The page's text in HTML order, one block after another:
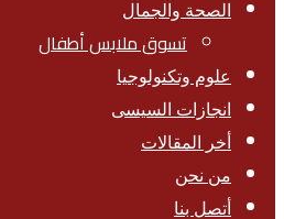
الصحة والجمال
تسوق ملابس أطفال
علوم وتكنولوجيا
انجازات السيسى
أخر المقالات
من نحن
أتصل بنا